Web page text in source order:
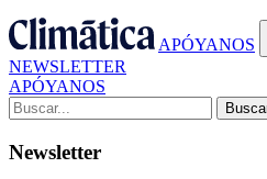
APÓYANOS
NEWSLETTER
APÓYANOS
Buscar:
Newsletter